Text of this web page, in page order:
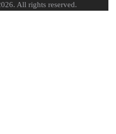
All rights reserved.